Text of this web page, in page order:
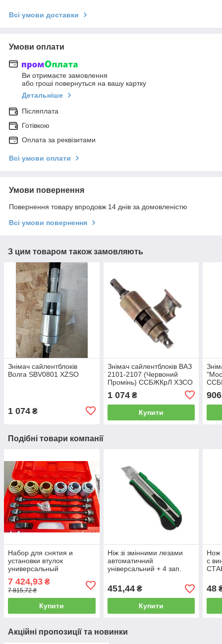
Всі умови доставки
Умови оплати
Ви отримаєте замовлення
або гроші повернуться на вашу картку
Детальніше
Післяплата
Готівкою
Оплата за реквізитами
Всі умови оплати
Умови повернення
Повернення товару впродовж 14 днів за домовленістю
Всі умови повернення
З цим товаром також замовляють
Знімач сайлентблоків
Волга SBV0801 XZSO
1 074 ₴
Знімач сайлентблоків ВАЗ
2101-2107 (Червоний
Промінь) ССБЖКрЛ ХЗСО
1 074₴
Купити
906
Подібні товари компанії
Набор для снятия и
установки втулок
универсальный
СТАНДАРТ BRIS2075
7 424,93 ₴
7 815,72 ₴
Купити
Ніж зі змінними лезами
автоматичний
універсальний + 4 зап.
451,44₴
Купити
Нож
с
48
Акційні пропозиції та новинки